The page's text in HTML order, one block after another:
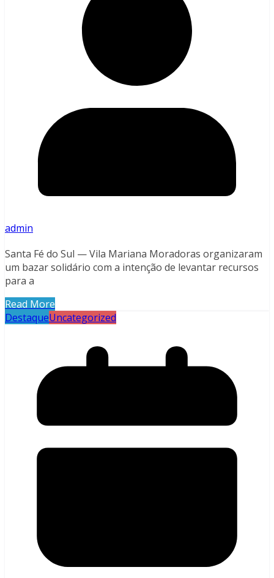
admin
Santa Fé do Sul — Vila Mariana Moradoras organizaram
um bazar solidário com a intenção de levantar recursos
para a
Read More
DestaqueUncategorized